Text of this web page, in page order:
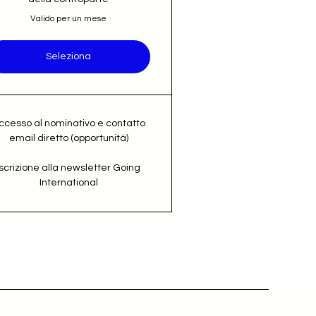
Valido per un mese
Seleziona
al nominativo e contatto
email diretto (opportunità)
alla newsletter Going
International